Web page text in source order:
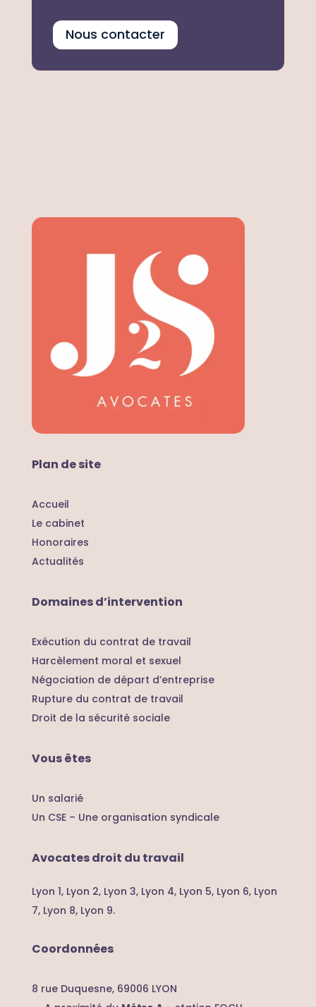
Nous contacter
Plan de site
Accueil
Le cabinet
Honoraires
Actualités
Domaines d’intervention
Exécution du contrat de travail
Harcèlement moral et sexuel
Négociation de départ d’entreprise
Rupture du contrat de travail
Droit de la sécurité sociale
Vous êtes
Un salarié
Un CSE – Une organisation syndicale
Avocates droit du travail
Lyon 1, Lyon 2, Lyon 3, Lyon 4, Lyon 5, Lyon 6, Lyon
7,Lyon 8, Lyon 9.
Coordonnées
8 rue Duquesne, 69006 LYON